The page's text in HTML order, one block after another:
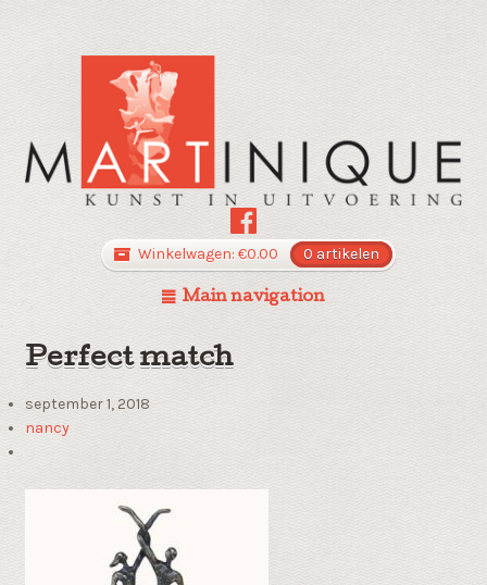
Winkelwagen: €0.00 0 artikelen
Main navigation
Perfect match
september 1, 2018
nancy